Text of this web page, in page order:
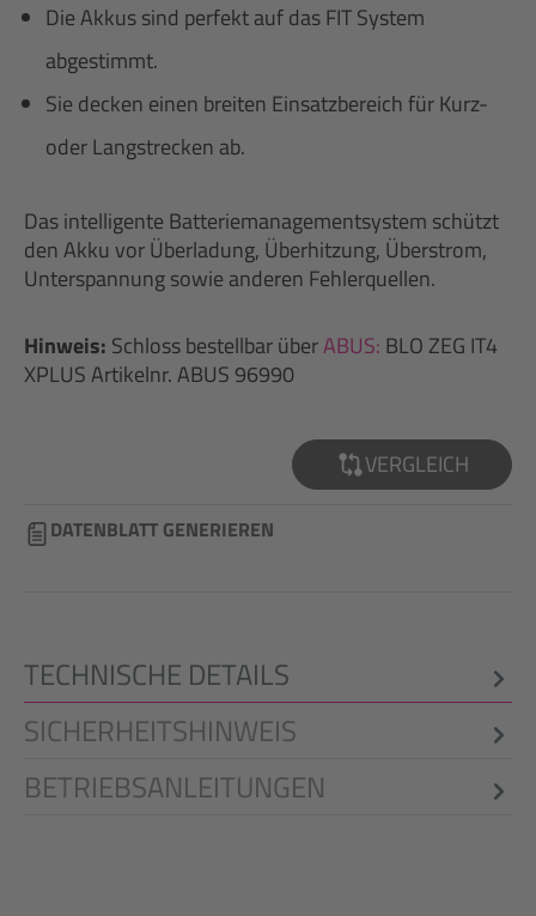
Die Akkus sind perfekt auf das FIT System
abgestimmt.
Sie decken einen breiten Einsatzbereich für Kurz-
oder Langstrecken ab.
Das intelligente Batteriemanagementsystem schützt
den Akku vor Überladung, Überhitzung, Überstrom,
Unterspannung sowie anderen Fehlerquellen.
Hinweis: Schloss bestellbar überABUS: BLO ZEG IT4
XPLUS Artikelnr. ABUS 96990
VERGLEICH
DATENBLATT GENERIEREN
TECHNISCHE DETAILS
SICHERHEITSHINWEIS
BETRIEBSANLEITUNGEN